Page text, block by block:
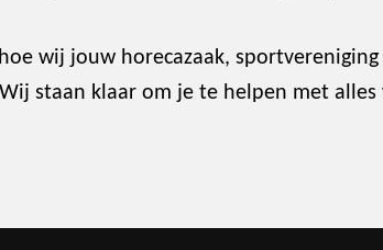
wij jouw horecazaak,
staan klaar om je te helpen met